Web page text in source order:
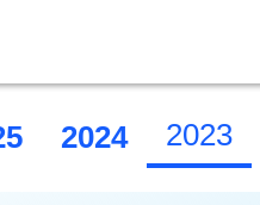
2024 2023